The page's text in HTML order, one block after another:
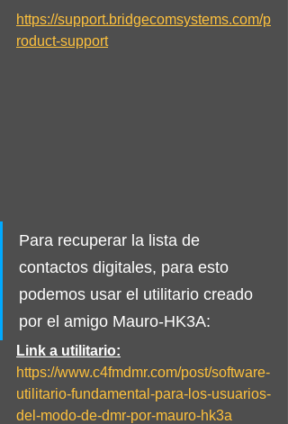
https://support.bridgecomsystems.com/p
roduct-support
Para recuperar la lista de
contactos digitales, para esto
podemos usar el utilitario creado
por el amigo Mauro-HK3A:
Link a utilitario:
https://www.c4fmdmr.com/post/software-
utilitario-fundamental-para-los-usuarios-
del-modo-de-dmr-por-mauro-hk3a